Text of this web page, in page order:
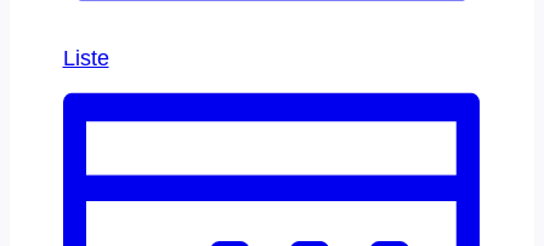
Liste